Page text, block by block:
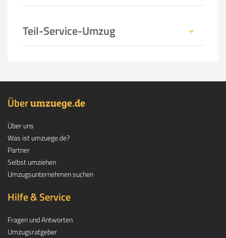
Teil-Service-Umzug
Überumzuege.de
Über uns
Was ist umzuege.de?
Partner
Selbst umziehen
Umzugsunternehmen suchen
Hilfe & Service
Fragen und Antworten
Umzugsratgeber